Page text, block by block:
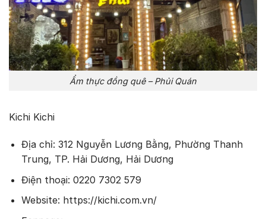
Ẩm thực đồng quê – Phủi Quán
Kichi Kichi
Địa chỉ: 312 Nguyễn Lương Bằng, Phường Thanh
Trung, TP. Hải Dương, Hải Dương
Điện thoại: 0220 7302 579
Website: https://kichi.com.vn/